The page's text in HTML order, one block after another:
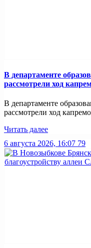
В департаменте
рассмотрели ход
В департаменте
рассмотрели ход
Читать далее
6 августа 2026, 16:07 79